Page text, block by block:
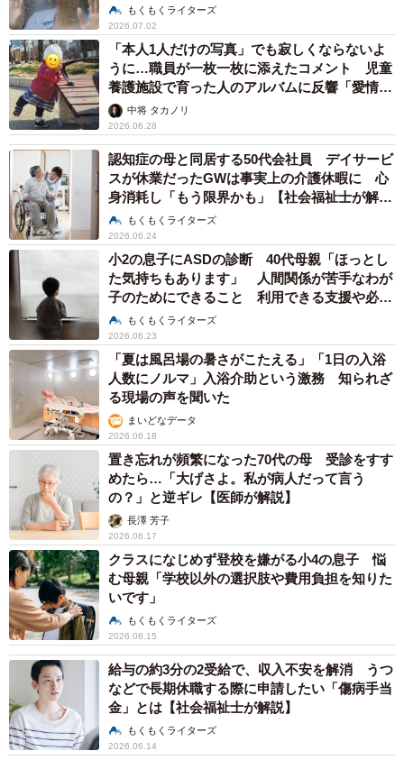
説】もくもくライターズ
2026.07.02
「本人1人だけの写真」でも寂しくならないよ
うに…職員が一枚一枚に添えたコメント 児童
養護施設で育った人のアルバムに反響「愛情が
詰まった宝物」
中将 タカノリ
2026.06.28
認知症の母と同居する50代会社員 デイサービ
スが休業だったGWは事実上の介護休暇に 心
身消耗し「もう限界かも」【社会福祉士が解
説】もくもくライターズ
2026.06.24
小2の息子にASDの診断 40代母親「ほっとし
た気持ちもあります」 人間関係が苦手なわが
子のためにできること 利用できる支援や必要
な手続きの流れ【社会福祉士が解説】
もくもくライターズ
2026.06.23
「夏は風呂場の暑さがこたえる」「1日の入浴
人数にノルマ」入浴介助という激務 知られざ
る現場の声を聞いた
まいどなデータ
2026.06.18
置き忘れが頻繁になった70代の母 受診をすす
めたら…「大げさよ。私が病人だって言う
の？」と逆ギレ【医師が解説】
長澤 芳子
2026.06.17
クラスになじめず登校を嫌がる小4の息子 悩
む母親「学校以外の選択肢や費用負担を知りた
いです」
もくもくライターズ
2026.06.15
給与の約3分の2受給で、収入不安を解消 うつ
などで長期休職する際に申請したい「傷病手当
金」とは【社会福祉士が解説】
もくもくライターズ
2026.06.14